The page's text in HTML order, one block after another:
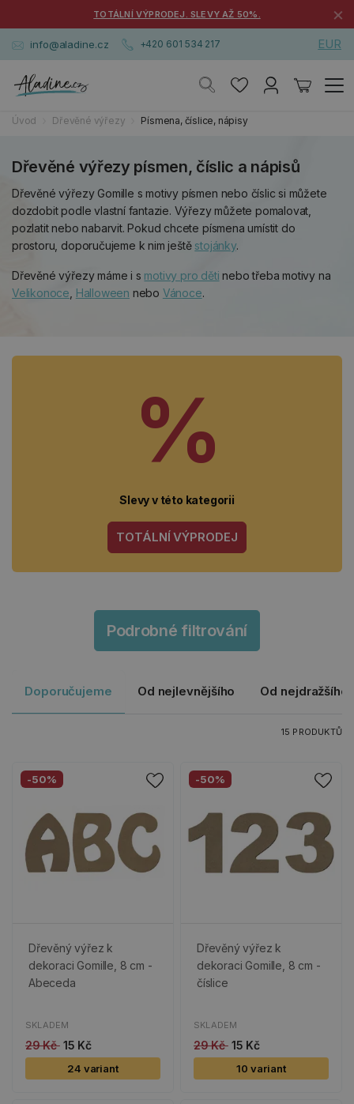
TOTÁLNÍ VÝPRODEJ. SLEVY AŽ 50%. ×
info@aladine.cz +420 601 534 217 EUR
Úvod Dřevěné výřezy Písmena, číslice, nápisy
Dřevěné výřezy písmen, číslic a nápisů
Dřevěné výřezy Gomille s motivy písmen nebo číslic si můžete
dozdobit podle vlastní fantazie. Výřezy můžete pomalovat,
pozlatit nebo nabarvit. Pokud chcete písmena umístit do
prostoru, doporučujeme k nim ještě stojánky.
Dřevěné výřezy máme i s motivy pro děti nebo třeba motivy na
Velikonoce Halloween nebo Vánoce.
%
Slevy v této kategorii
TOTÁLNÍ VÝPRODEJ
Podrobné filtrování
Doporučujeme Od nejlevnějšího Od nejdražšího
15 PRODUKTŮ
-50%
Dřevěný výřez k
dekoraci Gomille, 8 cm -
Abeceda
SKLADEM
29 Kč 15 Kč
24 variant
-50%
Dřevěný výřez k
dekoraci Gomille, 8 cm -
číslice
SKLADEM
29 Kč 15 Kč
10 variant